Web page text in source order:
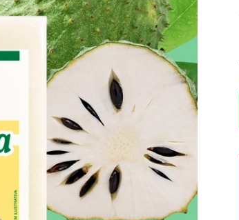
温度帯で探す
セール商品一覧
お試しセット商品一覧
CO
削減マーク対象商品一覧
定期便商品一覧
すべての商品を見る